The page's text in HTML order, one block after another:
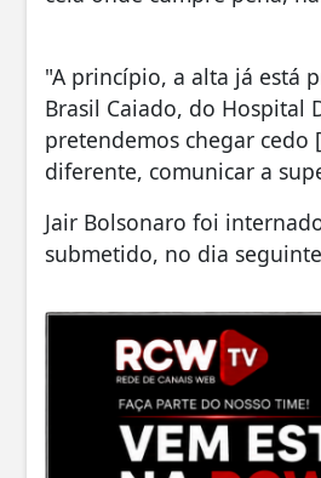
"A princípio, a alta já está
Brasil Caiado, do Hospital
pretendemos chegar
diferente, comunicar a
Jair Bolsonaro foi
submetido, no dia